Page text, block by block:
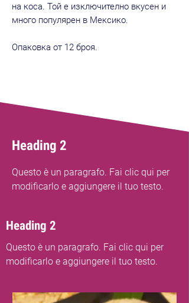
на коса. Той е изключително вкусен и
много популярен в Мексико.
Опаковка от 12 броя.
Heading 2
Questo è un paragrafo. Fai clic qui per
modificarlo e aggiungere il tuo testo.
Heading 2
Questo è un paragrafo. Fai clic qui per
modificarlo e aggiungere il tuo testo.